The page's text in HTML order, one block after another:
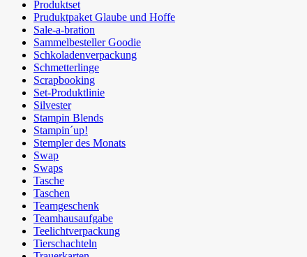
Produktset
Pruduktpaket Glaube und Hoffe
Sale-a-bration
Sammelbesteller Goodie
Schkoladenverpackung
Schmetterlinge
Scrapbooking
Set-Produktlinie
Silvester
Stampin Blends
Stampin´up!
Stempler des Monats
Swap
Swaps
Tasche
Taschen
Teamgeschenk
Teamhausaufgabe
Teelichtverpackung
Tierschachteln